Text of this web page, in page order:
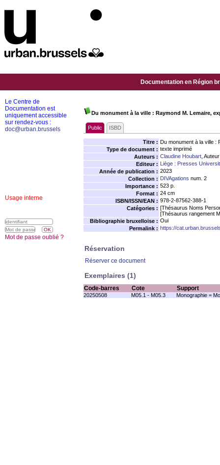
Documentation en Région
Du monument à la ville : Raymond M. Lemaire,
Public ISBD
Titre : Du monument à la ville :
Type de document : texte imprimé
Auteurs : Claudine Houbart , Auteur
Editeur : Liège : Presses
Année de publication : 2023
Collection : DIVAgations num. 2
Importance : 523 p.
Format : 24 cm
ISBN/ISSN/EAN : 978-2-87562-388-1
Catégories : [Thésaurus Noms
[Thésaurus rangement
Bibliographie bruxelloise : Oui
Permalink : https://
Réservation
Réserver ce document
Exemplaires (1)
Code-barres Cote Support
20250508 M05.1 - M05.3 Monographie =
Le Centre de
Documentation est
uniquement accessible
sur rendez-vous :
doc@urban.brussels
Usage interne
Mot de passe oublié ?